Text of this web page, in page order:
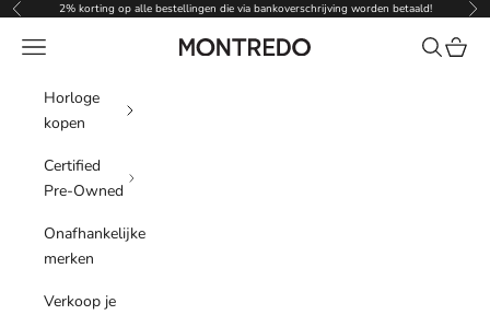
Naar inhoud
Vorige 2% korting op alle bestellingen die via bankoverschrijving worden betaald!
Montredo
Menu Zoeken
Horloge
kopen
Certified
Pre-Owned
Onafhankelijke
merken
Verkoop je